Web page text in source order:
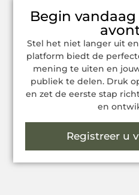
Begin
Stel het niet langer uit
platform biedt de
mening te uiten en
publiek te delen. Druk
en zet de eerste stap
en
Registreer u